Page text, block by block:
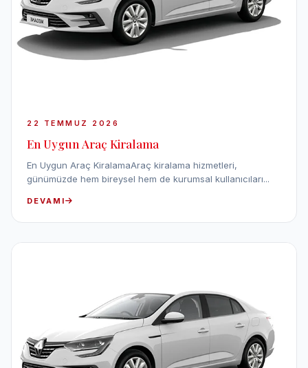
22 TEMMUZ 2026
En Uygun Araç Kiralama
En Uygun Araç KiralamaAraç kiralama hizmetleri,
günümüzde hem bireysel hem de kurumsal kullanıcıları...
DEVAMI